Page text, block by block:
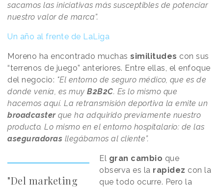
sacamos las iniciativas más susceptibles de potenciar
nuestro valor de marca”.
Un año al frente de LaLiga
Moreno ha encontrado muchas similitudes con sus
“terrenos de juego” anteriores. Entre ellas, el enfoque
del negocio: "El entorno de seguro médico, que es de
donde venía, es muy B2B2C. Es lo mismo que
hacemos aquí. La retransmisión deportiva la emite un
broadcasterque ha adquirido previamente nuestro
producto. Lo mismo en el entorno hospitalario: de las
aseguradoras llegábamos al cliente”.
"Del marketing
El gran cambio que
observa es la rapidez con la
que todo ocurre. Pero la